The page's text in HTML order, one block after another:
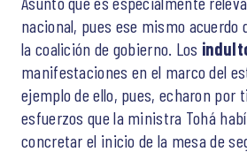
nacional, pues ese mismo acuerdo
la coalición de gobierno. Los
manifestaciones en el marco del
ejemplo de ello, pues, echaron por
esfuerzos que la ministra Tohá
concretar el inicio de la mesa de